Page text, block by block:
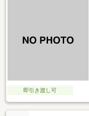
即引き渡し可